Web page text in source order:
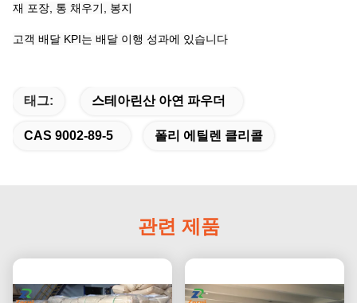
재 포장, 통 채우기, 봉지
고객 배달 KPI는 배달 이행 성과에 있습니다
태그: 스테아린산 아연 파우더
CAS 9002-89-5 폴리 에틸렌 클리콜
관련 제품